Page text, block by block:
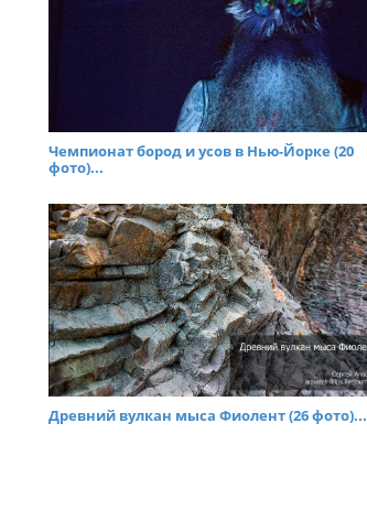
Чемпионат бород и усов в Нью-Йорке (20
фото)...
Древний вулкан мыса Фиолент (26 фото)...